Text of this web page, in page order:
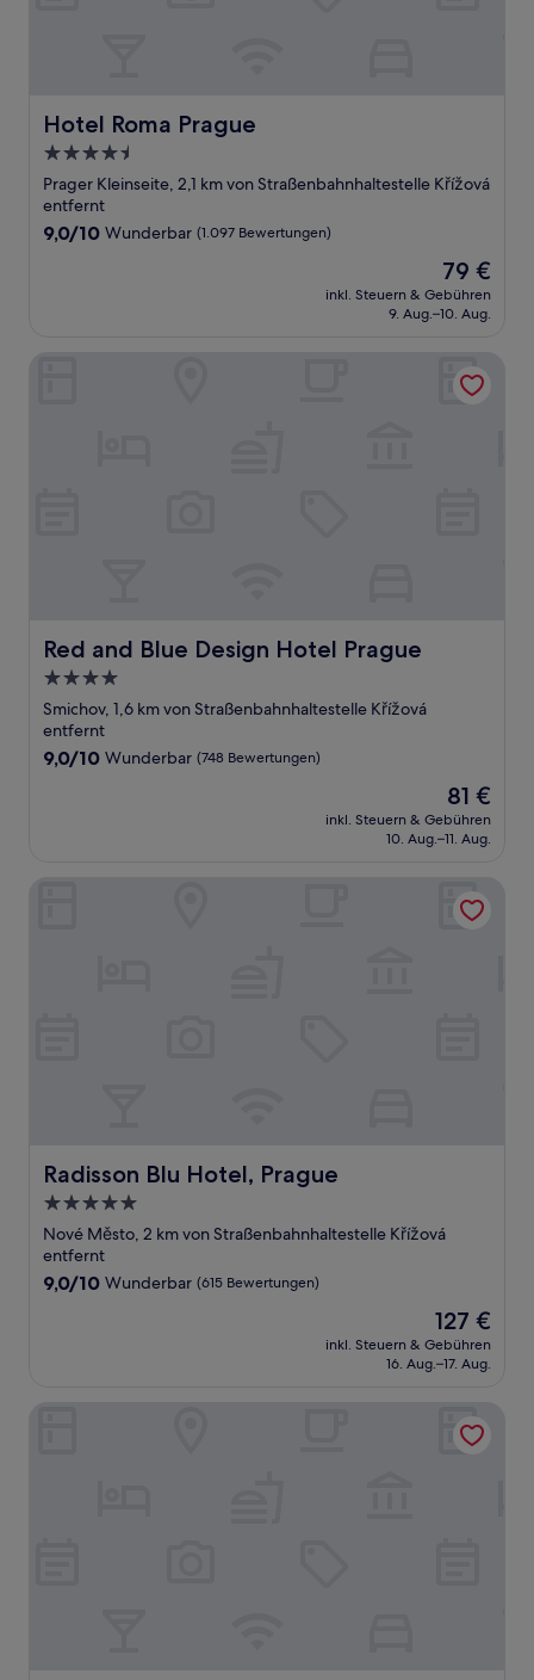
Hotel Roma Prague
Hotel Roma Prague
4.5-
Sterne-
Unterkunft
Prager Kleinseite, 2,1 km von Straßenbahnhaltestelle Křížová
entfernt
9.0
9,0/10 Wunderbar (1.097 Bewertungen)
Der
Preis
beträgt
79 €
inkl. Steuern & Gebühren
9. Aug.–10. Aug.
Red and Blue Design Hotel Prague
Red and Blue Design Hotel Prague
4.0-
Sterne-
Unterkunft
Smichov, 1,6 km von Straßenbahnhaltestelle Křížová
entfernt
9.0
9,0/10 Wunderbar (748 Bewertungen)
Der
Preis
beträgt
81 €
inkl. Steuern & Gebühren
10. Aug.–11. Aug.
Radisson Blu Hotel, Prague
Radisson Blu Hotel, Prague
5.0-
Sterne-
Unterkunft
Nové Město, 2 km von Straßenbahnhaltestelle Křížová
entfernt
9.0
9,0/10 Wunderbar (615 Bewertungen)
Der
Preis
beträgt
127 €
inkl. Steuern & Gebühren
16. Aug.–17. Aug.